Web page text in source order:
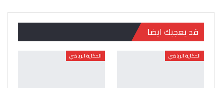
قد يعجبك ايضا
الحكاية الرياضي الحكاية الرياضي